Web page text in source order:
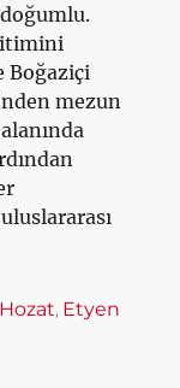
Boğaziçi
mezun
, Etyen